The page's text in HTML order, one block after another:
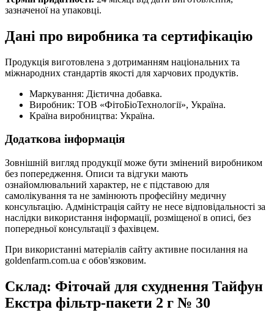
зазначеної на упаковці.
Дані про виробника та сертифікацію
Продукція виготовлена з дотриманням національних та
міжнародних стандартів якості для харчових продуктів.
Маркування: Дієтична добавка.
Виробник: ТОВ «ФітоБіоТехнології», Україна.
Країна виробництва: Україна.
Додаткова інформація
Зовнішній вигляд продукції може бути змінений виробником
без попередження. Описи та відгуки мають
ознайомлювальний характер, не є підставою для
самолікування та не замінюють професійну медичну
консультацію. Адміністрація сайту не несе відповідальності за
наслідки використання інформації, розміщеної в описі, без
попередньої консультації з фахівцем.
При використанні матеріалів сайту активне посилання на
goldenfarm.com.ua є обов'язковим.
Склад: Фіточай для схуднення Тайфун
Екстра фільтр-пакети 2 г № 30